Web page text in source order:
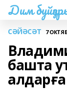
Дим
СӘЙӘСӘТ 7
башта